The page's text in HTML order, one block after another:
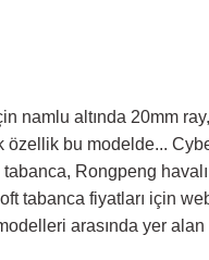
namlu altında 20mm
özellik bu modelde...
Rongpeng
tabanca fiyatları için
arasında yer